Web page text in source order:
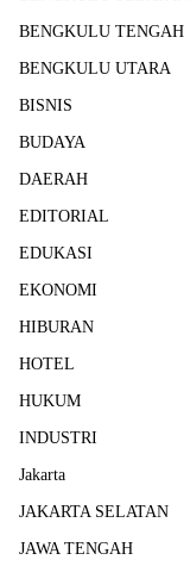
BENGKULU TENGAH
BENGKULU UTARA
BISNIS
BUDAYA
DAERAH
EDITORIAL
EDUKASI
EKONOMI
HIBURAN
HOTEL
HUKUM
INDUSTRI
Jakarta
JAKARTA SELATAN
JAWA TENGAH